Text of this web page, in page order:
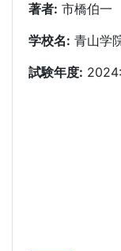
著者: 市橋伯一
学校名: 青山学
試験年度: